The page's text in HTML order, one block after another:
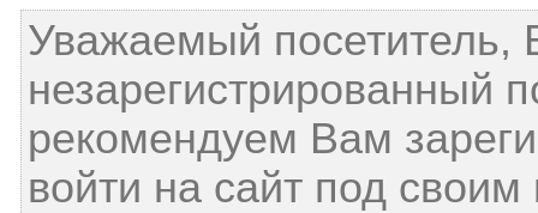
Уважаемый посетитель,
незарегистрированный
рекомендуем Вам
войти на сайт под